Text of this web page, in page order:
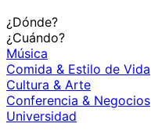
¿Dónde?
¿Cuándo?
Música
Comida & Estilo de Vida
Cultura & Arte
Conferencia & Negocios
Universidad